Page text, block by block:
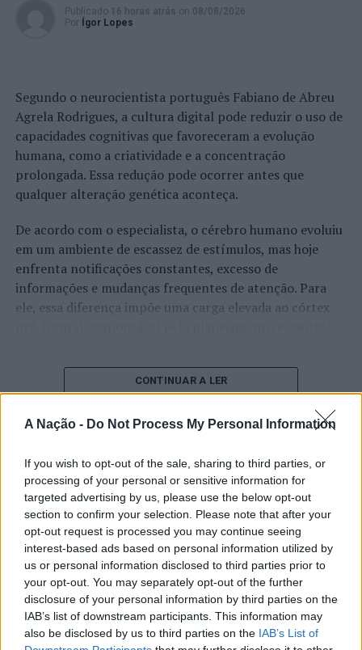
A Nação - Do Not Process My Personal Information
If you wish to opt-out of the sale, sharing to third parties, or
processing of your personal or sensitive information for
targeted advertising by us, please use the below opt-out
section to confirm your selection. Please note that after your
opt-out request is processed you may continue seeing
interest-based ads based on personal information utilized by
us or personal information disclosed to third parties prior to
your opt-out. You may separately opt-out of the further
disclosure of your personal information by third parties on the
IAB’s list of downstream participants. This information may
also be disclosed by us to third parties on the IAB’s List of
Publicado 16 horas atrás on 08/08/2026
Por
Ígor Lopes
Segundo o neurocientista português Fabiano de Abreu
Agrela Rodrigues, a cultura digital pode reduzir o uso de
capacidades cognitivas que favoreceram a evolução
humana, como a criatividade e a concentração
prolongada. Essa redução pode ocorrer antes que
qualquer alteração genética aconteça.
De acordo com o especialista, o cérebro humano evoluiu
em um ambiente de escassez de estímulos, mas hoje
enfrenta notificações constantes, excesso de
informações e mudanças frequentes de atenção. Para
ele, essa diferença impõe uma carga elevada ao córtex
O pesquisador afirma que plataformas digitais também
cérebro, favorecendo a fadiga mental, a dificuldade de
tarefas inacabadas permanecem ativas na memória e
aumentam a sensação de sobrecarga, enquanto o stress
prolongado pode elevar os níveis de cortisol e
prejudicar o desempenho cognitivo.
Fabiano de Abreu Agrela Rodrigues ressalta que não há
evidências de que o ambiente digital provoque mudanças
genéticas na espécie humana. A adaptação observada,
afirma, ocorre por meio da neuroplasticidade, processo
pelo qual os circuitos neurais se reorganizam em
CONTINUAR A LER
“Millennium Estoril Open 2026”
regressou ao circuito ATP com
vitória do francês Luca Van Assche
Publicado 2 dias atrás on 07/08/2026
Por
Ígor Lopes